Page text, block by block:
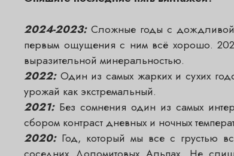
2024-2023:Сложные годы с дождливой
первым ощущения с ним всё хорошо.
выразительной минеральностью.
2022: Один из самых жарких и сухих
урожай как экстремальный.
2021:Без сомнения один из самых
сбором контраст дневных и ночных
2020:Год, который мы все с грустью